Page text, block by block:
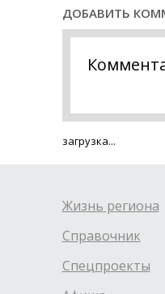
ДОБАВИТЬ
загрузка...
Жизнь региона
Справочник
Спецпроекты